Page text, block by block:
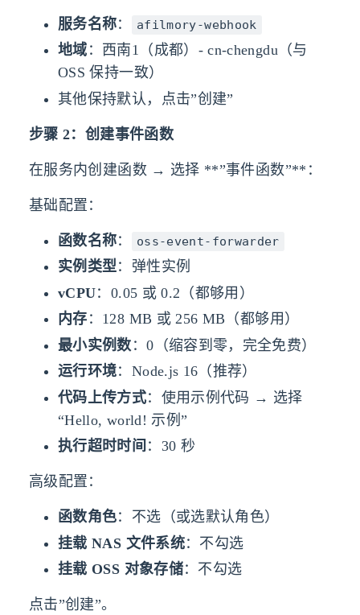
服务名称： afilmory-webhook
地域 ：西南1（成都）- cn-chengdu（与
OSS 保持一致）
其他保持默认，点击”创建”
步骤 2：创建事件函数
在服务内创建函数 → 选择 **”事件函数”**：
基础配置：
函数名称： oss-event-forwarder
实例类型：弹性实例
vCPU：0.05 或 0.2（都够用）
内存 ：128 MB 或 256 MB（都够用）
最小实例数 ：0（缩容到零，完全免费）
运行环境：Node.js 16（推荐）
代码上传方式：使用示例代码 → 选择
“Hello, world! 示例”
执行超时时间 ：30 秒
高级配置：
函数角色：不选（或选默认角色）
挂载 NAS 文件系统：不勾选
挂载 OSS 对象存储：不勾选
点击”创建”。